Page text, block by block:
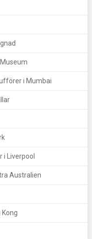
i Mumbai
i Liverpool
Australien